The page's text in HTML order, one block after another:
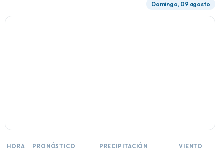
Domingo, 09 agosto
HORA PRONÓSTICO PRECIPITACIÓN VIENTO